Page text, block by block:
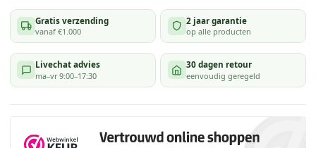
Gratis verzending
vanaf €1.000
2 jaar garantie
op alle producten
Livechat advies
ma–vr 9:00–17:30
30 dagen retour
eenvoudig geregeld